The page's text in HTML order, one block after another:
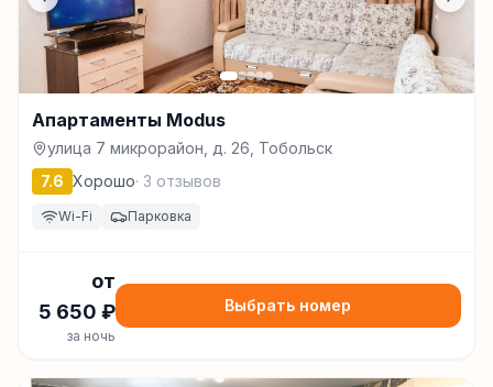
Апартаменты Modus
улица 7 микрорайон, д. 26, Тобольск
7.6 Хорошо· 3 отзывов
Wi-Fi Парковка
от
5 650 ₽
за ночь
Выбрать номер